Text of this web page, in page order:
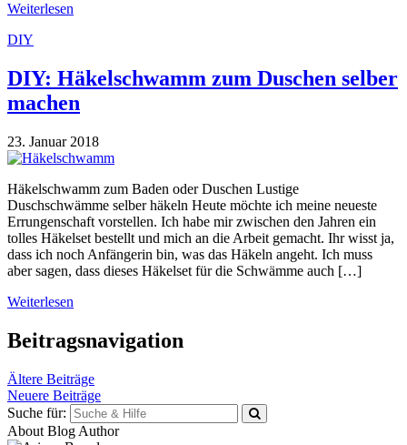
Weiterlesen
DIY
DIY: Häkelschwamm zum Duschen selber
machen
23. Januar 2018
Häkelschwamm zum Baden oder Duschen Lustige
Duschschwämme selber häkeln Heute möchte ich meine neueste
Errungenschaft vorstellen. Ich habe mir zwischen den Jahren ein
tolles Häkelset bestellt und mich an die Arbeit gemacht. Ihr wisst ja,
dass ich noch Anfängerin bin, was das Häkeln angeht. Ich muss
aber sagen, dass dieses Häkelset für die Schwämme auch […]
Weiterlesen
Beitragsnavigation
Ältere Beiträge
Neuere Beiträge
Suche für:
About Blog Author